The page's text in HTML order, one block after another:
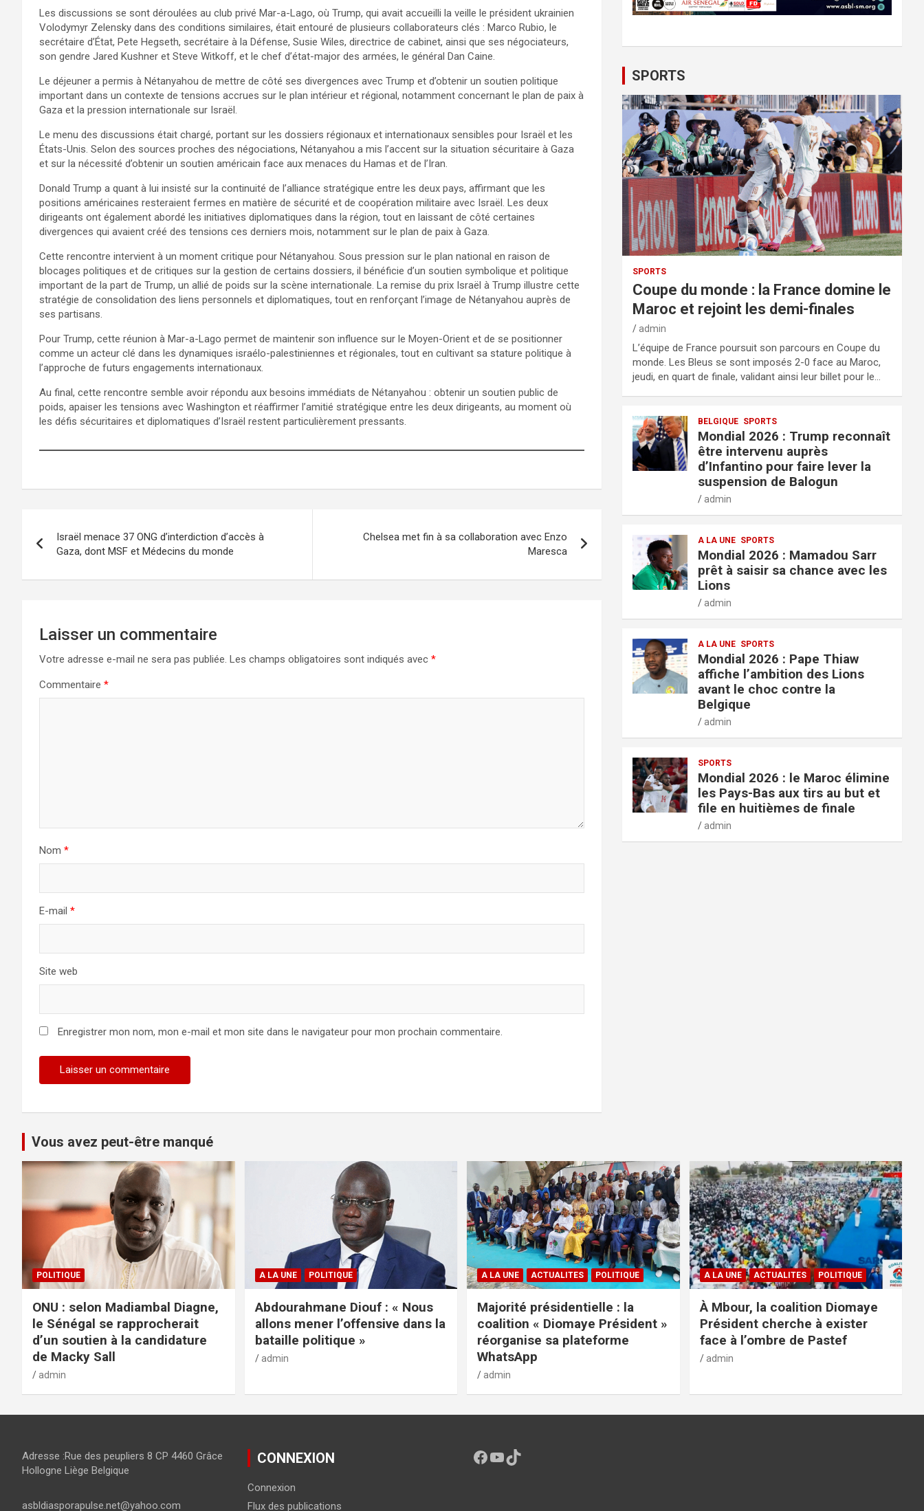
Les discussions se sont déroulées au club privé Mar-a-Lago, où Trump, qui avait accueilli la veille le président ukrainien
Volodymyr Zelensky dans des conditions similaires, était entouré de plusieurs collaborateurs clés : Marco Rubio, le
secrétaire d’État, Pete Hegseth, secrétaire à la Défense, Susie Wiles, directrice de cabinet, ainsi que ses négociateurs,
son gendre Jared Kushner et Steve Witkoff, et le chef d’état-major des armées, le général Dan Caine.
Le déjeuner a permis à Nétanyahou de mettre de côté ses divergences avec Trump et d’obtenir un soutien politique
important dans un contexte de tensions accrues sur le plan intérieur et régional, notamment concernant le plan de paix à
Gaza et la pression internationale sur Israël.
Le menu des discussions était chargé, portant sur les dossiers régionaux et internationaux sensibles pour Israël et les
États-Unis. Selon des sources proches des négociations, Nétanyahou a mis l’accent sur la situation sécuritaire à Gaza
et sur la nécessité d’obtenir un soutien américain face aux menaces du Hamas et de l’Iran.
Donald Trump a quant à lui insisté sur la continuité de l’alliance stratégique entre les deux pays, affirmant que les
positions américaines resteraient fermes en matière de sécurité et de coopération militaire avec Israël. Les deux
dirigeants ont également abordé les initiatives diplomatiques dans la région, tout en laissant de côté certaines
divergences qui avaient créé des tensions ces derniers mois, notamment sur le plan de paix à Gaza.
Cette rencontre intervient à un moment critique pour Nétanyahou. Sous pression sur le plan national en raison de
blocages politiques et de critiques sur la gestion de certains dossiers, il bénéficie d’un soutien symbolique et politique
important de la part de Trump, un allié de poids sur la scène internationale. La remise du prix Israël à Trump illustre cette
stratégie de consolidation des liens personnels et diplomatiques, tout en renforçant l’image de Nétanyahou auprès de
ses partisans.
Pour Trump, cette réunion à Mar-a-Lago permet de maintenir son influence sur le Moyen-Orient et de se positionner
comme un acteur clé dans les dynamiques israélo-palestiniennes et régionales, tout en cultivant sa stature politique à
l’approche de futurs engagements internationaux.
Au final, cette rencontre semble avoir répondu aux besoins immédiats de Nétanyahou : obtenir un soutien public de
poids, apaiser les tensions avec Washington et réaffirmer l’amitié stratégique entre les deux dirigeants, au moment où
les défis sécuritaires et diplomatiques d’Israël restent particulièrement pressants.
Israël menace 37 ONG d’interdiction d’accès à
Gaza, dont MSF et Médecins du monde
Chelsea met fin à sa collaboration avec Enzo
Maresca
Laisser un commentaire
Votre adresse e-mail ne sera pas publiée. Les champs obligatoires sont indiqués avec *
Commentaire *
Nom *
E-mail *
Site web
Enregistrer mon nom, mon e-mail et mon site dans le navigateur pour mon prochain commentaire.
SPORTS
SPORTS
Coupe du monde : la France domine le
Maroc et rejoint les demi-finales
admin
L’équipe de France poursuit son parcours en Coupe du
monde. Les Bleus se sont imposés 2-0 face au Maroc,
jeudi, en quart de finale, validant ainsi leur billet pour le…
BELGIQUE SPORTS
Mondial 2026 : Trump reconnaît
être intervenu auprès
d’Infantino pour faire lever la
suspension de Balogun
admin
A LA UNE SPORTS
Mondial 2026 : Mamadou Sarr
prêt à saisir sa chance avec les
Lions
admin
A LA UNE SPORTS
Mondial 2026 : Pape Thiaw
affiche l’ambition des Lions
avant le choc contre la
Belgique
admin
SPORTS
Mondial 2026 : le Maroc élimine
les Pays-Bas aux tirs au but et
file en huitièmes de finale
admin
Vous avez peut-être manqué
POLITIQUE
ONU : selon Madiambal Diagne,
le Sénégal se rapprocherait
d’un soutien à la candidature
de Macky Sall
admin
A LA UNE POLITIQUE
Abdourahmane Diouf : « Nous
allons mener l’offensive dans la
bataille politique »
admin
A LA UNE ACTUALITES POLITIQUE
Majorité présidentielle : la
coalition « Diomaye Président »
réorganise sa plateforme
WhatsApp
admin
A LA UNE ACTUALITES POLITIQUE
À Mbour, la coalition Diomaye
Président cherche à exister
face à l’ombre de Pastef
admin
Adresse :Rue des peupliers 8 CP 4460 Grâce
Hollogne Liège Belgique
asbldiasporapulse.net@yahoo.com
CONNEXION
Connexion
Flux des publications